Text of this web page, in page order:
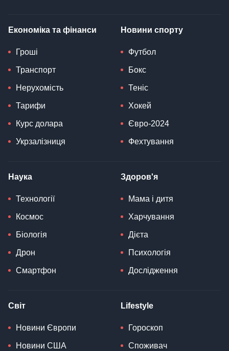
Економіка та фінанси
Гроші
Транспорт
Нерухомість
Тарифи
Курс долара
Укрзалізниця
Новини спорту
Футбол
Бокс
Теніс
Хокей
Євро-2024
Фехтування
Наука
Технології
Космос
Біологія
Дрон
Смартфон
Здоров'я
Мама і дитя
Харчування
Дієта
Психологія
Дослідження
Світ
Новини Європи
Новини США
Lifestyle
Гороскоп
Споживач